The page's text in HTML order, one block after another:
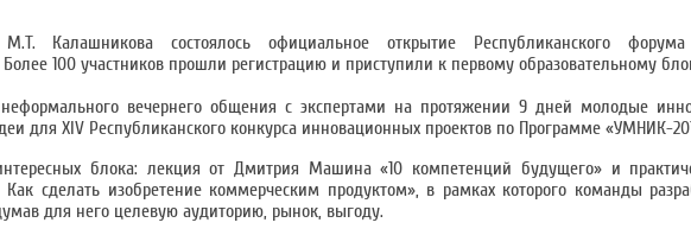
Калашникова состоялось официальное открытие Республиканского форума
Более 100 участников прошли регистрацию и приступили к первому образовательному
вечернего общения с экспертами на протяжении 9 дней молодые
для XIV Республиканского конкурса инновационных проектов по Программе «УМНИК-
блока: лекция от Дмитрия Машина «10 компетенций будущего» и
сделать изобретение коммерческим продуктом», в рамках которого команды
для него целевую аудиторию, рынок, выгоду.